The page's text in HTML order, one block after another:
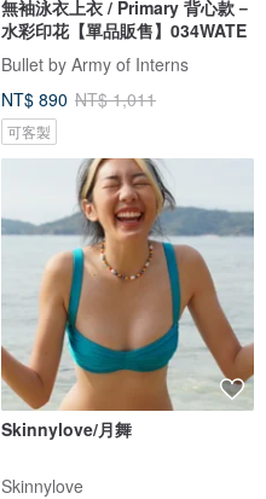
無袖泳衣上衣 / Primary 背心款－
水彩印花【單品販售】034WATE
Bullet by Army of Interns
NT$ 890 NT$ 1,011
可客製
Skinnylove/月舞
Skinnylove